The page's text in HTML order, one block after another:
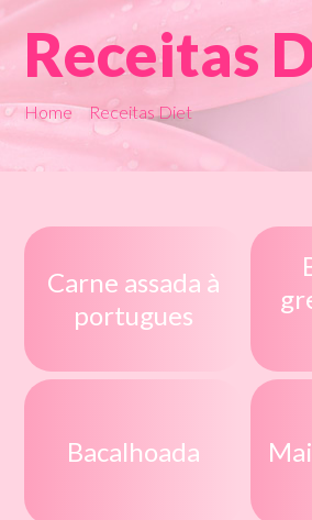
Receitas
Home Receitas Diet
Carne assada à
portugues
Bacalhoada